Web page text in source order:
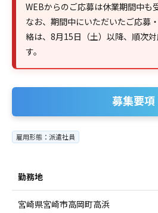
WEBからのご応募は休業期間中も
なお、期間中にいただいたご応募
絡は、8月15日（土）以降、順次
す。
募集要項
雇用形態：派遣社員
勤務地
宮崎県宮崎市高岡町高浜